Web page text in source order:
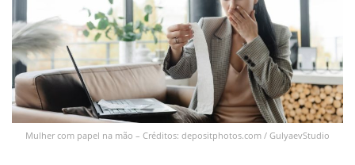
Mulher com papel na mão – Créditos: depositphotos.com / GulyaevStudio